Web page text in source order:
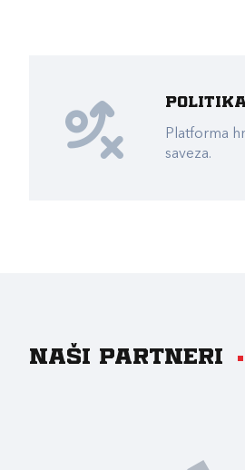
Platforma
saveza.
Naši partneri